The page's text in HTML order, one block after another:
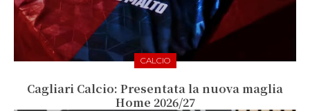
CALCIO
Cagliari Calcio: Presentata la nuova maglia
Home 2026/27